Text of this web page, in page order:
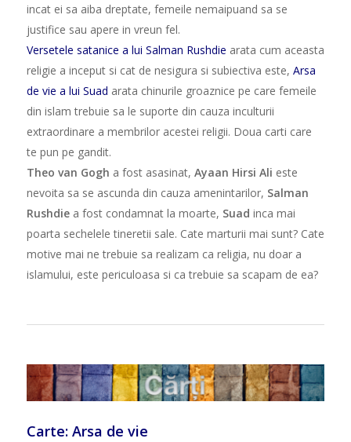
incat ei sa aiba dreptate, femeile nemaipuand sa se
justifice sau apere in vreun fel.
Versetele satanice a lui Salman Rushdie arata cum aceasta
religie a inceput si cat de nesigura si subiectiva este, Arsa
de vie a lui Suad arata chinurile groaznice pe care femeile
din islam trebuie sa le suporte din cauza inculturii
extraordinare a membrilor acestei religii. Doua carti care
te pun pe gandit.
Theo van Gogh a fost asasinat, Ayaan Hirsi Ali este
nevoita sa se ascunda din cauza amenintarilor, Salman
Rushdiea fost condamnat la moarte, Suad inca mai
poarta sechelele tineretii sale. Cate marturii mai sunt? Cate
motive mai ne trebuie sa realizam ca religia, nu doar a
islamului, este periculoasa si ca trebuie sa scapam de ea?
Carte: Arsa de vie